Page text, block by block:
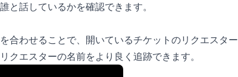
と話しているかを確認できます。
合わせることで、開いているチケットのリクエスター
エスターの名前をより良く追跡できます。